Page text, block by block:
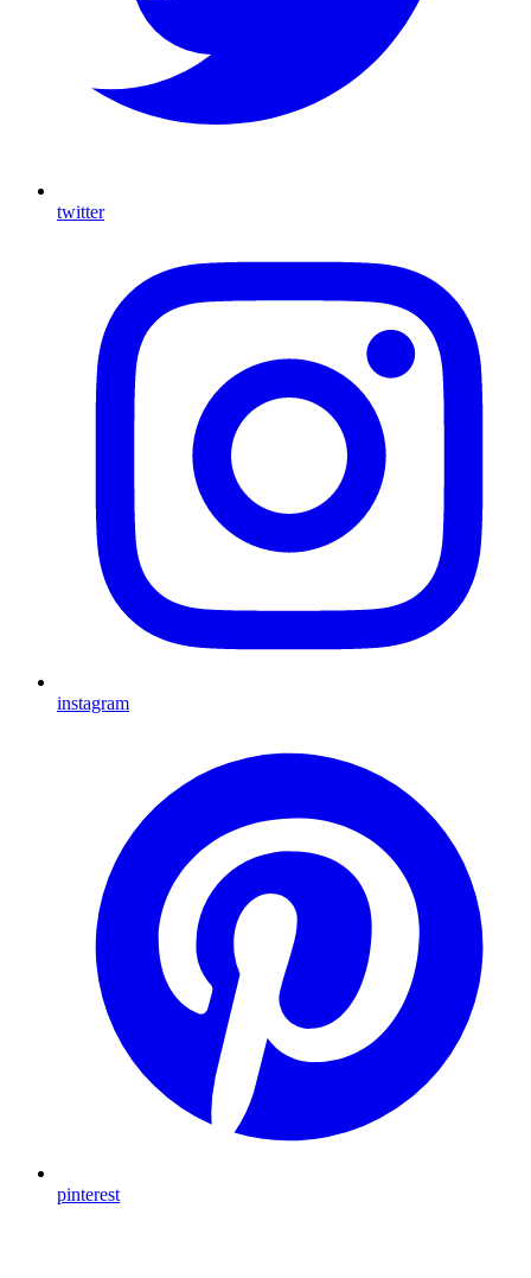
twitter
instagram
pinterest